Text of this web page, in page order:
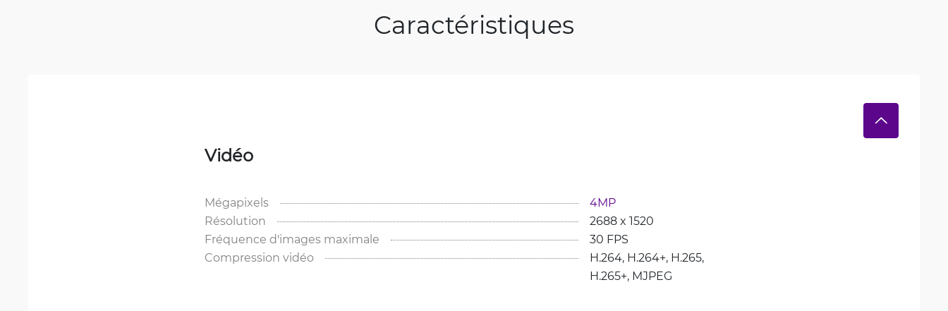
Caractéristiques
Vidéo
Mégapixels
4MP
Résolution
2688 x 1520
Fréquence d'images maximale
30 FPS
Compression vidéo
H.264, H.264+, H.265,
H.265+, MJPEG